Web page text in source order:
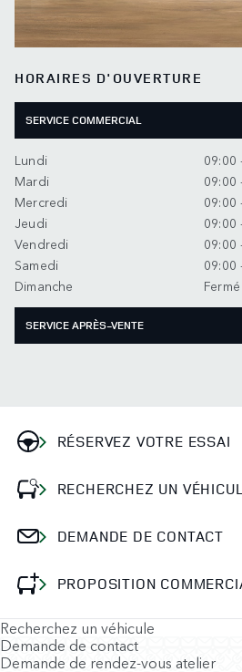
HORAIRES D'OUVERTURE
SERVICE COMMERCIAL
Lundi
09:00
Mardi
09:00
Mercredi
09:00
Jeudi
09:00
Vendredi
09:00
Samedi
09:00
Dimanche
Fermé
SERVICE APRÈS-VENTE
RÉSERVEZ VOTRE ESSAI
RECHERCHEZ UN
DEMANDE DE CONTACT
PROPOSITION
Recherchez un véhicule
Demande de contact
Demande de rendez-vous atelier